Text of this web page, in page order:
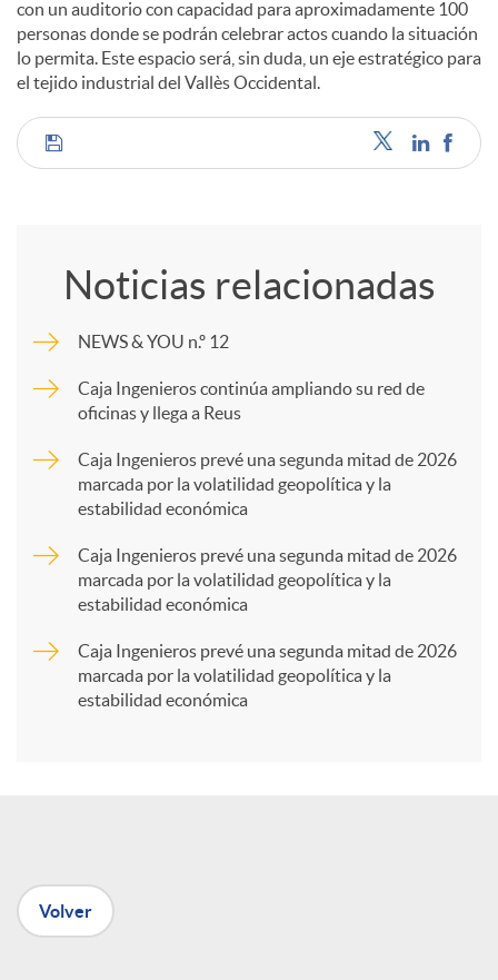
con un auditorio con capacidad para aproximadamente 100
personas donde se podrán celebrar actos cuando la situación
lo permita. Este espacio será, sin duda, un eje estratégico para
el tejido industrial del Vallès Occidental.
C
p
a
n
Noticias relacionadas
NEWS & YOU n.º 12
Caja Ingenieros continúa ampliando su red de
oficinas y llega a Reus
Caja Ingenieros prevé una segunda mitad de 2026
marcada por la volatilidad geopolítica y la
estabilidad económica
Caja Ingenieros prevé una segunda mitad de 2026
marcada por la volatilidad geopolítica y la
estabilidad económica
Caja Ingenieros prevé una segunda mitad de 2026
marcada por la volatilidad geopolítica y la
estabilidad económica
Volver